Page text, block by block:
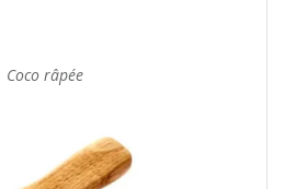
Coco râpée